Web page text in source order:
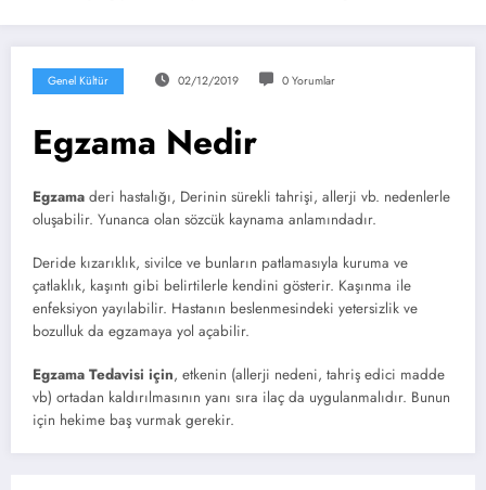
Genel Kültür 02/12/2019 0 Yorumlar
Egzama Nedir
Egzama deri hastalığı, Derinin sürekli tahrişi, allerji vb. nedenlerle
oluşabilir. Yunanca olan sözcük kaynama anlamındadır.
Deride kızarıklık, sivilce ve bunların patlamasıyla kuruma ve
çatlaklık, kaşıntı gibi belirtilerle kendini gösterir. Kaşınma ile
enfeksiyon yayılabilir. Hastanın beslenmesindeki yetersizlik ve
bozulluk da egzamaya yol açabilir.
Egzama Tedavisi için, etkenin (allerji nedeni, tahriş edici madde
vb) ortadan kaldırılmasının yanı sıra ilaç da uygulanmalıdır. Bunun
için hekime baş vurmak gerekir.